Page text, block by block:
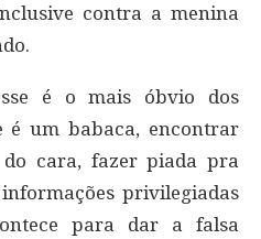
contra a menina
é o mais óbvio dos
é um babaca, encontrar
cara, fazer piada pra
privilegiadas
para dar a falsa